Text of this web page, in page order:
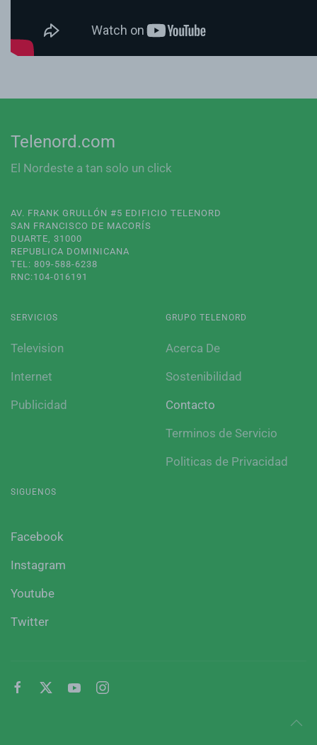
Telenord.com
El Nordeste a tan solo un click
AV. FRANK GRULLÓN #5 EDIFICIO TELENORD
SAN FRANCISCO DE MACORÍS
DUARTE, 31000
REPUBLICA DOMINICANA
TEL: 809-588-6238
RNC:104-016191
SERVICIOS
Television
Internet
Publicidad
GRUPO TELENORD
Acerca De
Sostenibilidad
Contacto
Terminos de Servicio
Politicas de Privacidad
SIGUENOS
Facebook
Instagram
Youtube
Twitter